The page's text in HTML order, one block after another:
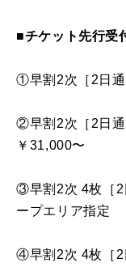
■チケット先行受
①早割2次［2日
②早割2次［2日通
￥31,000〜
③早割2次 4枚［2
ープエリア指定
④早割2次 4枚［2